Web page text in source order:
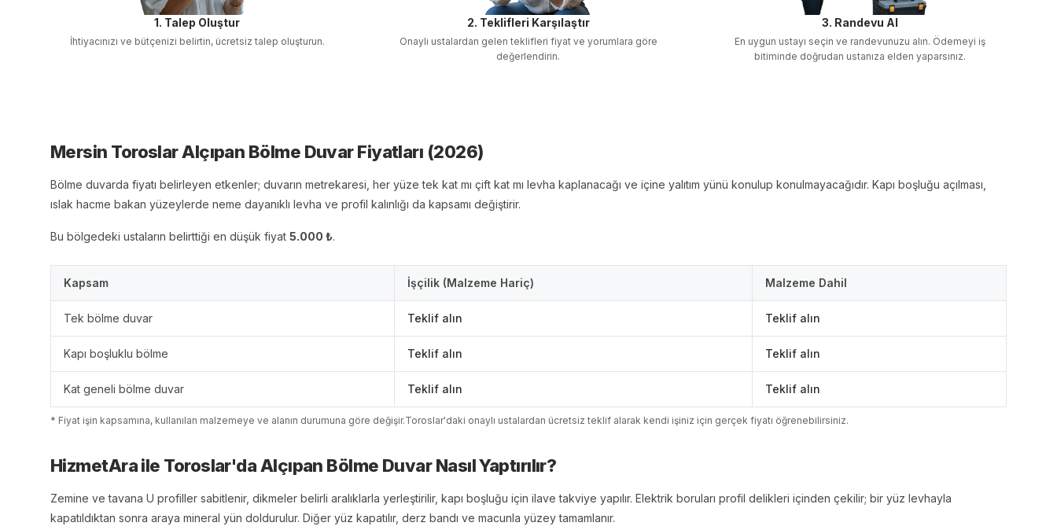
1. Talep Oluştur
İhtiyacınızı ve bütçenizi belirtin, ücretsiz talep oluşturun.
2. Teklifleri Karşılaştır
Onaylı ustalardan gelen teklifleri fiyat ve yorumlara göre
değerlendirin.
3. Randevu Al
En uygun ustayı seçin ve randevunuzu alın. Ödemeyi iş
bitiminde doğrudan ustanıza elden yaparsınız.
Mersin Toroslar Alçıpan Bölme DuvarFiyatları (2026)
Bölme duvarda fiyatı belirleyen etkenler; duvarın metrekaresi, her yüze tek kat mı çift kat mı levha kaplanacağı ve içine yalıtım yünü konulup konulmayacağıdır. Kapı boşluğu açılması,
ıslak hacme bakan yüzeylerde neme dayanıklı levha ve profil kalınlığı da kapsamı değiştirir.
Bu bölgedeki ustaların belirttiği en düşük fiyat 5.000 ₺.
Kapsam İşçilik (Malzeme Hariç) Malzeme Dahil
Tek bölme duvar Teklif alın Teklif alın
Kapı boşluklu bölme Teklif alın Teklif alın
Kat geneli bölme duvar Teklif alın Teklif alın
* Fiyat işin kapsamına, kullanılan malzemeye ve alanın durumuna göre değişir.Toroslar'daki onaylı ustalardan ücretsiz teklif alarak kendi işiniz için gerçek fiyatı öğrenebilirsiniz.
HizmetAra ile Toroslar'daAlçıpan Bölme DuvarNasıl Yaptırılır?
Zemine ve tavana U profiller sabitlenir, dikmeler belirli aralıklarla yerleştirilir, kapı boşluğu için ilave takviye yapılır. Elektrik boruları profil delikleri içinden çekilir; bir yüz levhayla
kapatıldıktan sonra araya mineral yün doldurulur. Diğer yüz kapatılır, derz bandı ve macunla yüzey tamamlanır.